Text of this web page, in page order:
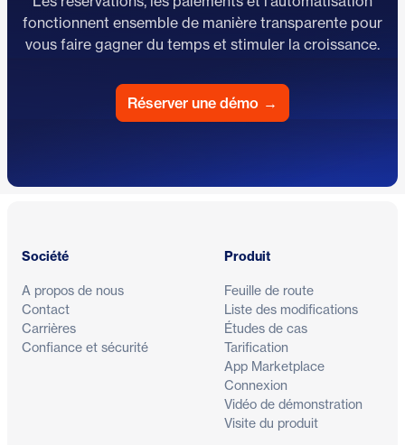
fonctionnent ensemble de manière transparente pour
vous faire gagner du temps et stimuler la croissance.
Réserver une démo →
Société
A propos de nous
Contact
Carrières
Confiance et sécurité
Produit
Feuille de route
Liste des modifications
Études de cas
Tarification
App Marketplace
Connexion
Vidéo de démonstration
Visite du produit